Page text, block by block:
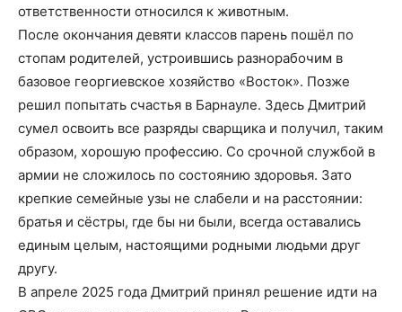
ответственности относился к животным.
После окончания девяти классов парень пошёл по
стопам родителей, устроившись разнорабочим в
базовое георгиевское хозяйство «Восток». Позже
решил попытать счастья в Барнауле. Здесь Дмитрий
сумел освоить все разряды сварщика и получил, таким
образом, хорошую профессию. Со срочной службой в
армии не сложилось по состоянию здоровья. Зато
крепкие семейные узы не слабели и на расстоянии:
братья и сёстры, где бы ни были, всегда оставались
единым целым, настоящими родными людьми друг
другу.
В апреле 2025 года Дмитрий принял решение идти на